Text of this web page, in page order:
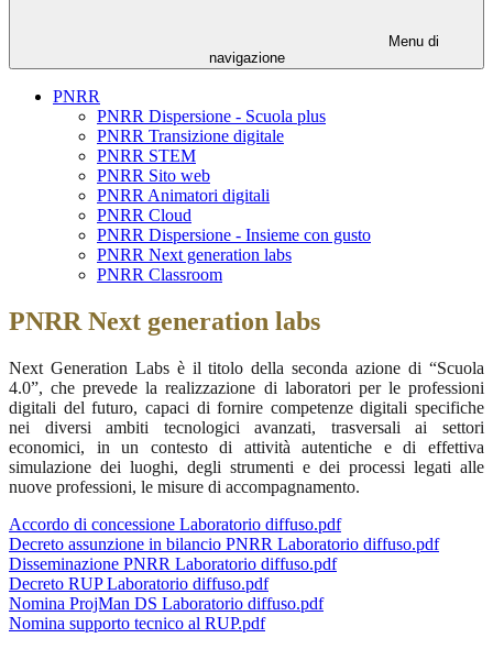
Menu di
navigazione
PNRR
PNRR Dispersione - Scuola plus
PNRR Transizione digitale
PNRR STEM
PNRR Sito web
PNRR Animatori digitali
PNRR Cloud
PNRR Dispersione - Insieme con gusto
PNRR Next generation labs
PNRR Classroom
PNRR Next generation labs
Next Generation Labs è il titolo della seconda azione di “Scuola
4.0”, che prevede la realizzazione di laboratori per le professioni
digitali del futuro, capaci di fornire competenze digitali specifiche
nei diversi ambiti tecnologici avanzati, trasversali ai settori
economici, in un contesto di attività autentiche e di effettiva
simulazione dei luoghi, degli strumenti e dei processi legati alle
nuove professioni, le misure di accompagnamento.
Accordo di concessione Laboratorio diffuso.pdf
Decreto assunzione in bilancio PNRR Laboratorio diffuso.pdf
Disseminazione PNRR Laboratorio diffuso.pdf
Decreto RUP Laboratorio diffuso.pdf
Nomina ProjMan DS Laboratorio diffuso.pdf
Nomina supporto tecnico al RUP.pdf